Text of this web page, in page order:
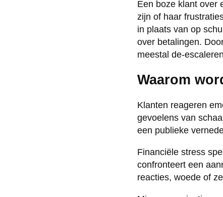
Een boze klant over
zijn of haar
in plaats van op
over betalingen.
meestal de-
Waarom
Klanten reageren
gevoelens van
een publieke
Financiële stress
confronteert een
reacties, woede of